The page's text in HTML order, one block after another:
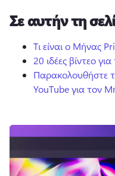
Δωρεάν
Σε αυτήν τη
Τι είναι ο Μήνας
20 ιδέες βίντεο
Παρακολουθήστε
YouTube για τον